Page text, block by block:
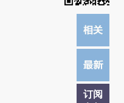
订阅